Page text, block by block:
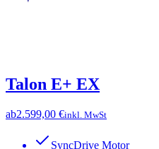
Talon E+ EX
ab2.599,00 €inkl. MwSt
SyncDrive Motor